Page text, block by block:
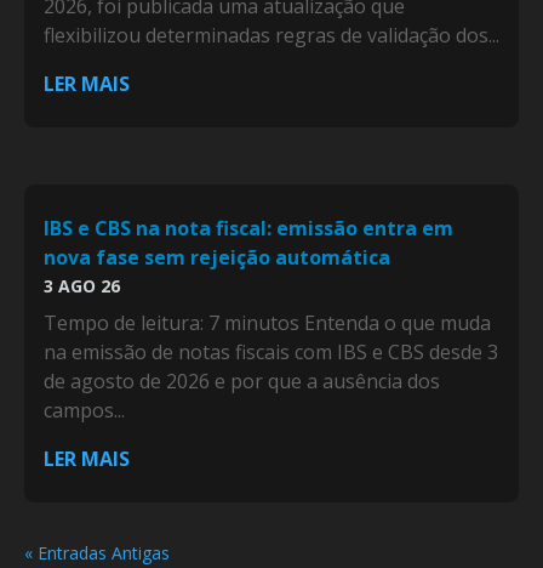
2026, foi publicada uma atualização que
flexibilizou determinadas regras de validação dos...
LER MAIS
IBS e CBS na nota fiscal: emissão entra em
nova fase sem rejeição automática
3 AGO 26
Tempo de leitura: 7 minutos Entenda o que muda
na emissão de notas fiscais com IBS e CBS desde 3
de agosto de 2026 e por que a ausência dos
campos...
LER MAIS
« Entradas Antigas